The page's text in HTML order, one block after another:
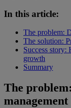
In this article:
The problem:
The solution:
Success
growth
Summary
The
management